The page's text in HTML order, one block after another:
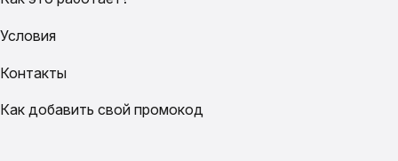
Условия
Контакты
Как добавить свой промокод